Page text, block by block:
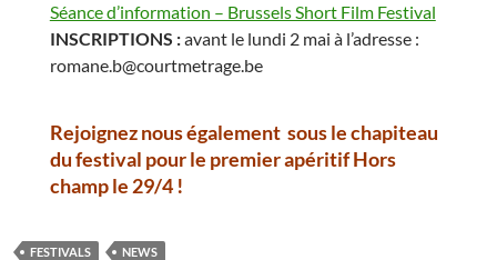
Séance d’information – Brussels Short Film Festival
INSCRIPTIONS :avant le lundi 2 mai à l’adresse :
romane.b@courtmetrage.be
Rejoignez nous également sous le chapiteau
du festival pour le premier apéritif Hors
champ le 29/4 !
FESTIVALS NEWS